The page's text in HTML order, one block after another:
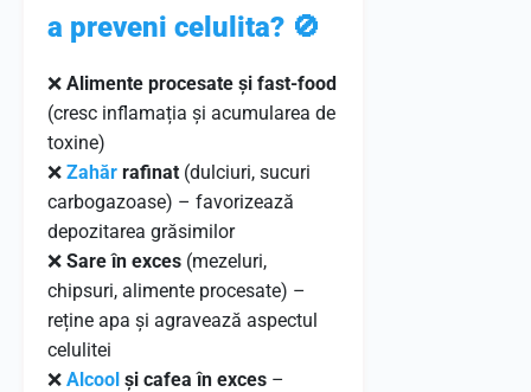
a preveni celulita? 🚫
❌ Alimente procesate și fast-food
(cresc inflamația și acumularea de
toxine)
❌ Zahăr rafinat (dulciuri, sucuri
carbogazoase) – favorizează
depozitarea grăsimilor
❌ Sare în exces (mezeluri,
chipsuri, alimente procesate) –
reține apa și agravează aspectul
celulitei
❌ Alcool și cafea în exces –